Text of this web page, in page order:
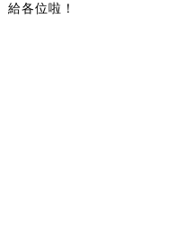
各位啦！